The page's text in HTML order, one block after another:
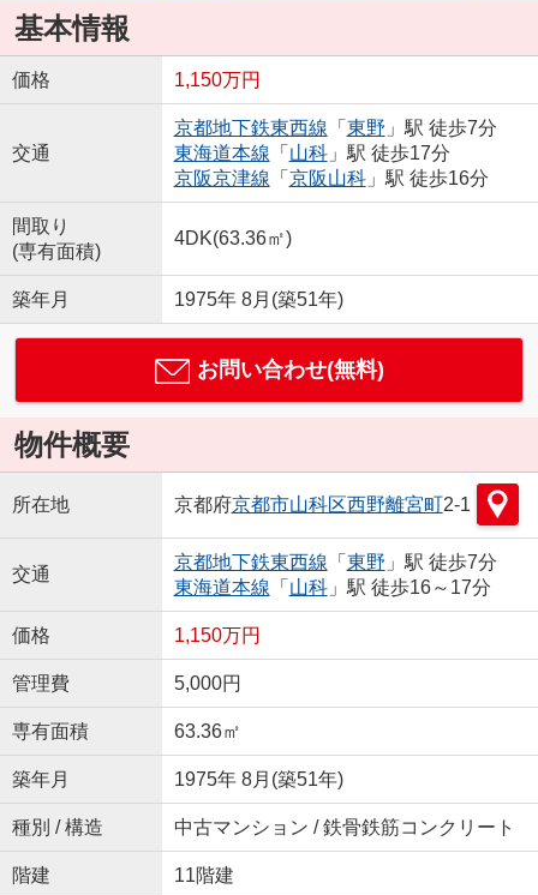
基本情報
価格 1,150万円
交通
京都地下鉄東西線 「 東野 」駅 徒歩7分
東海道本線 「 山科」駅 徒歩17分
京阪京津線 「 京阪山科」駅 徒歩16分
間取り
(専有面積)
4DK(63.36㎡)
築年月 1975年 8月(築51年)
お問い合わせ(無料)
物件概要
所在地 京都府京都市山科区西野離宮町2-1
交通
京都地下鉄東西線 「 東野 」駅 徒歩7分
東海道本線 「 山科」駅 徒歩16～17分
価格 1,150万円
管理費 5,000円
専有面積 63.36㎡
築年月 1975年 8月(築51年)
種別 / 構造 中古マンション / 鉄骨鉄筋コンクリート
階建 11階建